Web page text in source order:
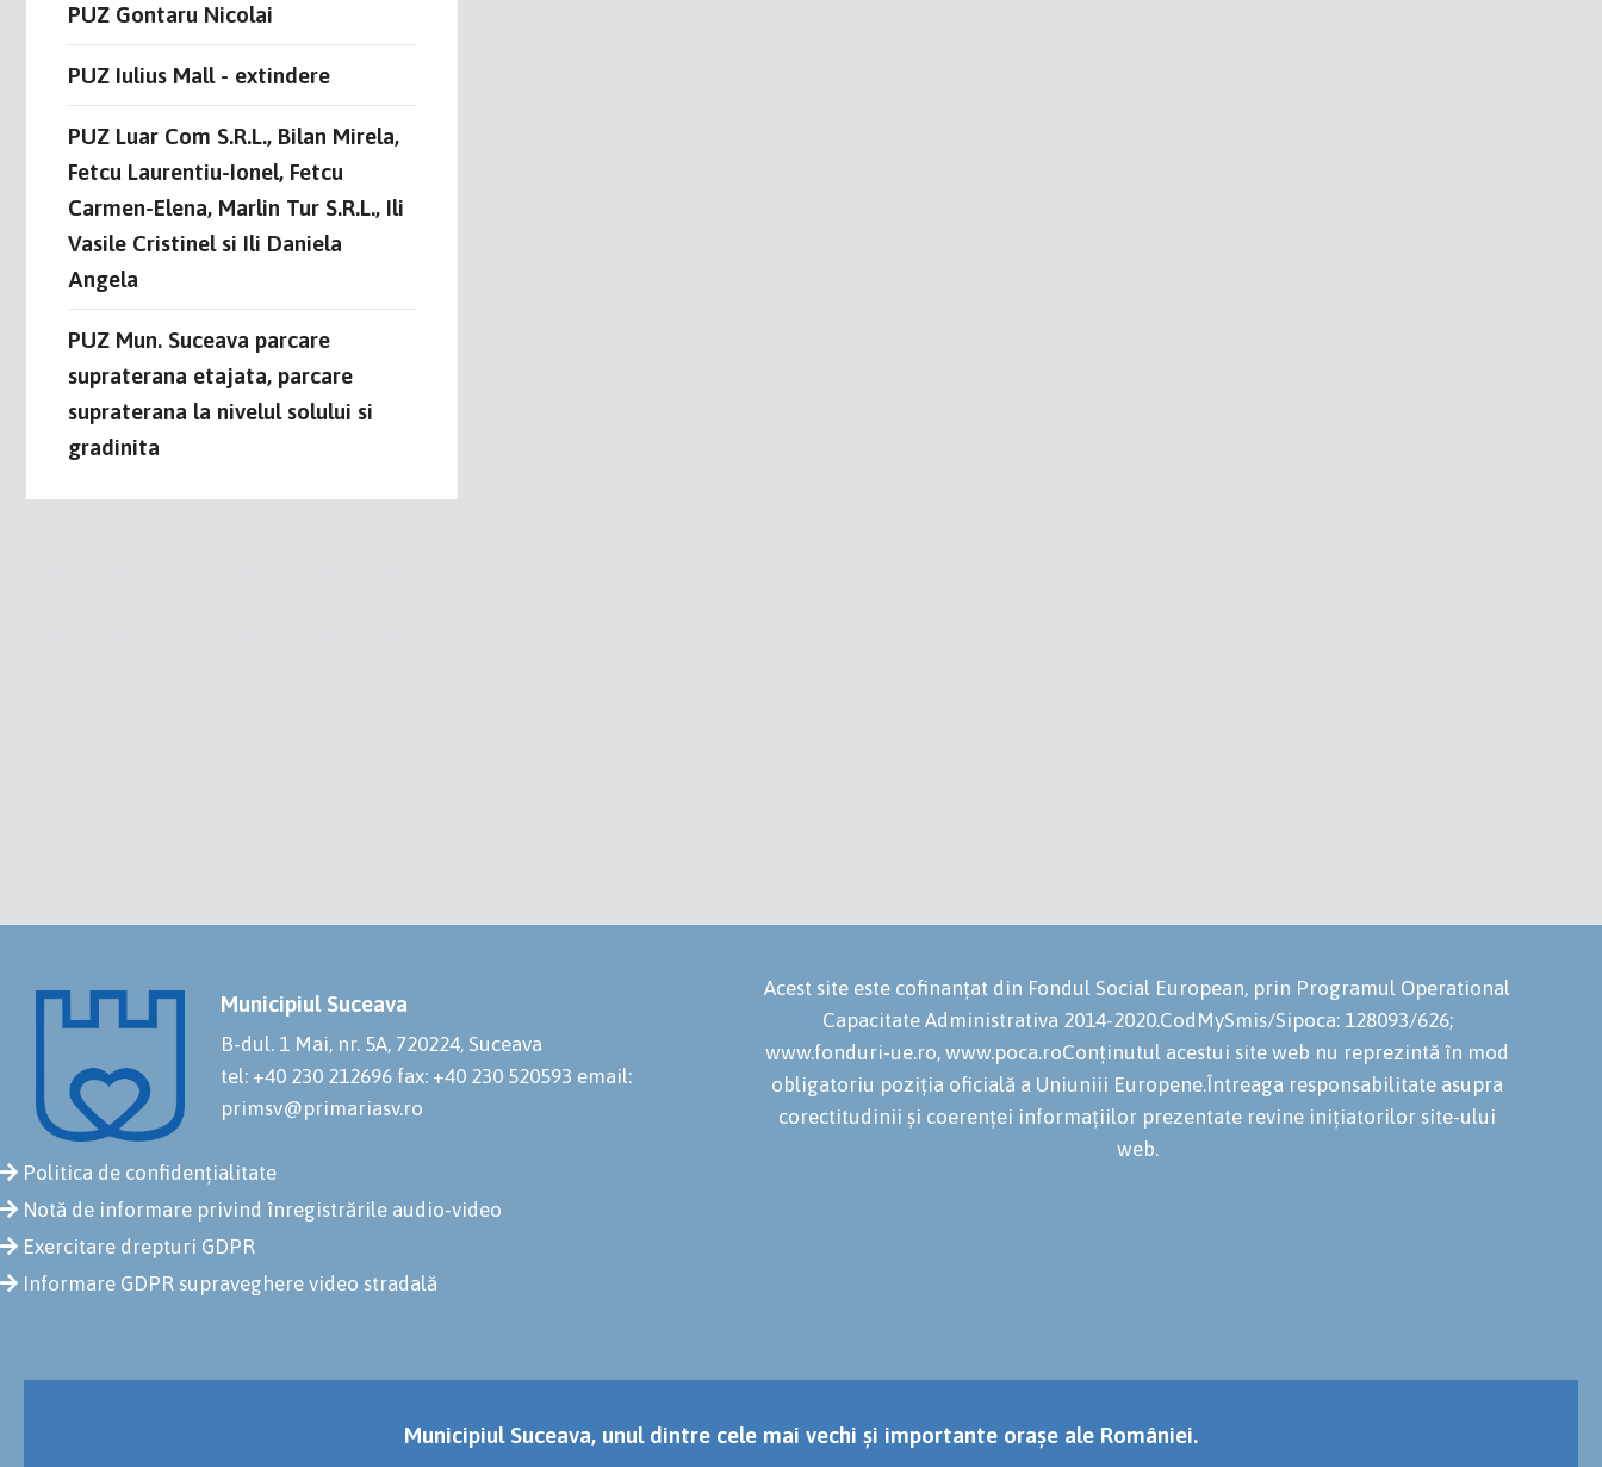
PUZ Gontaru Nicolai
PUZ Iulius Mall - extindere
PUZ Luar Com S.R.L., Bilan Mirela,
Fetcu Laurentiu-Ionel, Fetcu
Carmen-Elena, Marlin Tur S.R.L., Ili
Vasile Cristinel si Ili Daniela
Angela
PUZ Mun. Suceava parcare
supraterana etajata, parcare
supraterana la nivelul solului si
gradinita
Municipiul Suceava
B-dul. 1 Mai, nr. 5A, 720224, Suceava
tel: +40 230 212696 fax: +40 230 520593 email:
primsv@primariasv.ro
Politica de confidențialitate
Notă de informare privind înregistrările audio-video
Exercitare drepturi GDPR
Informare GDPR supraveghere video stradală
Acest site este cofinanțat din Fondul Social European, prin Programul Operational
Capacitate Administrativa 2014-2020.CodMySmis/Sipoca: 128093/626;
www.fonduri-ue.ro, www.poca.roConținutul acestui site web nu reprezintă în mod
obligatoriu poziția oficială a Uniuniii Europene.Întreaga responsabilitate asupra
corectitudinii și coerenței informațiilor prezentate revine inițiatorilor site-ului
web.
Municipiul Suceava, unul dintre cele mai vechi și importante orașe ale României.